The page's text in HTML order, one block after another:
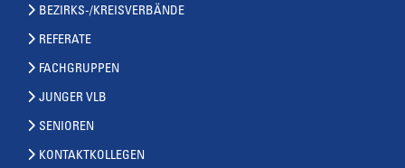
BEZIRKS-/KREISVERBÄNDE
REFERATE
FACHGRUPPEN
JUNGER VLB
SENIOREN
KONTAKTKOLLEGEN